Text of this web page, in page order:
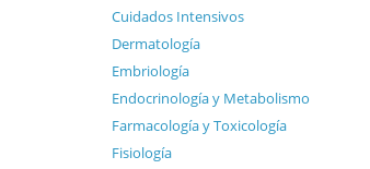
Cuidados Intensivos
Dermatología
Embriología
Endocrinología y Metabolismo
Farmacología y Toxicología
Fisiología